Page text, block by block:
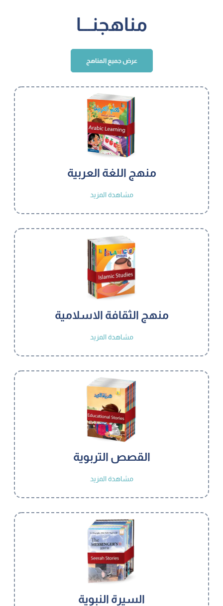
مناهجنـــا
عرض جميع المناهج
منهج اللغة العربية
مشاهدة المزيد
منهج الثقافة الاسلامية
مشاهدة المزيد
القصص التربوية
مشاهدة المزيد
السيرة النبوية